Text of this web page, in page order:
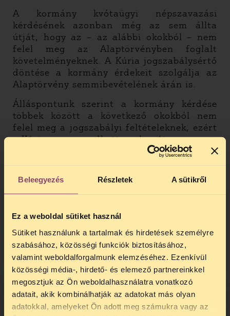
Beleegyezés Részletek A sütikről
Ez a weboldal sütiket használ
Sütiket használunk a tartalmak és hirdetések személyre
szabásához, közösségi funkciók biztosításához,
valamint weboldalforgalmunk elemzéséhez. Ezenkívül
közösségi média-, hirdető- és elemező partnereinkkel
megosztjuk az Ön weboldalhasználatra vonatkozó
adatait, akik kombinálhatják az adatokat más olyan
adatokkal, amelyeket Ön adott meg számukra vagy az
A kormány kvótaügyi népszavazási
kérdésének azonban még az sem állta
útját, hogy az – az alábbi okokból – nem
felel meg az Alaptörvényben foglalt
követelményeknek. A Kúria jogszabálysértő
döntése a kormány érdekeit szolgálja az
Alaptörvény semmibevételének árán is.
Álláspontunk szerint a kormány kérdése
többek között a következő okokból nem
felel meg a jogszabályi feltételeknek, ezért
a Kúria nem engedhette volna át:
1. A népszavazási kérdés nem tartozik az
témában lehet tartani. A kormány
azonban hamisan sugallja azt, hogy a
népszavazás olyan parlamenti döntést
eredményezhet, amely felülírná a közösen
elfogadott uniós játékszabályokat,
döntéseket.
A menekültügyi kvótaszabályozás terén az